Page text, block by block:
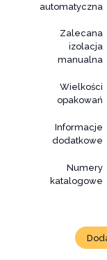
automatyczna
Zalecana
izolacja
manualna
Wielkości
opakowań
Informacje
dodatkowe
Numery
katalogowe